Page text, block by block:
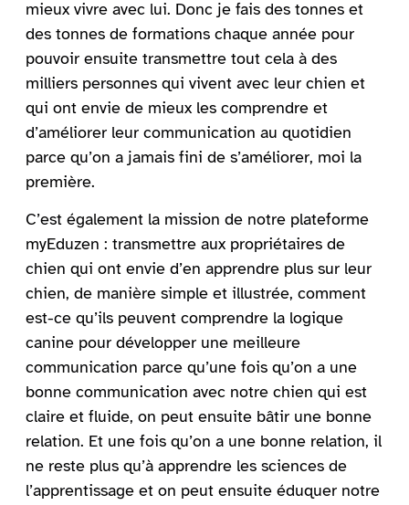
mieux vivre avec lui. Donc je fais des tonnes et
des tonnes de formations chaque année pour
pouvoir ensuite transmettre tout cela à des
milliers personnes qui vivent avec leur chien et
qui ont envie de mieux les comprendre et
d’améliorer leur communication au quotidien
parce qu’on a jamais fini de s’améliorer, moi la
première.
C’est également la mission de notre plateforme
myEduzen : transmettre aux propriétaires de
chien qui ont envie d’en apprendre plus sur leur
chien, de manière simple et illustrée, comment
est-ce qu’ils peuvent comprendre la logique
canine pour développer une meilleure
communication parce qu’une fois qu’on a une
bonne communication avec notre chien qui est
claire et fluide, on peut ensuite bâtir une bonne
relation. Et une fois qu’on a une bonne relation, il
ne reste plus qu’à apprendre les sciences de
l’apprentissage et on peut ensuite éduquer notre